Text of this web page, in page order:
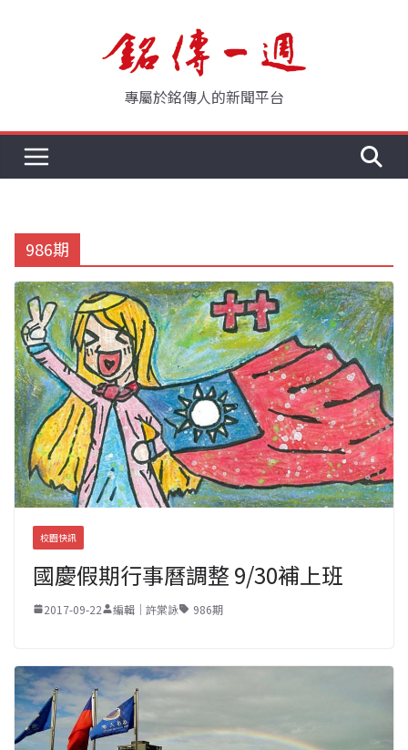
專屬於銘傳人的新聞平台
986期
校園快訊
國慶假期行事曆調整 9/30補上班
2017-09-22 編輯｜許棠詠 986期